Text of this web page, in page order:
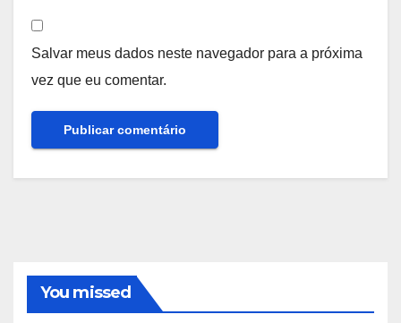
Salvar meus dados neste navegador para a próxima
vez que eu comentar.
You missed